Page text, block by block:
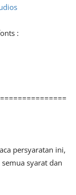
:
persyaratan ini,
syarat dan